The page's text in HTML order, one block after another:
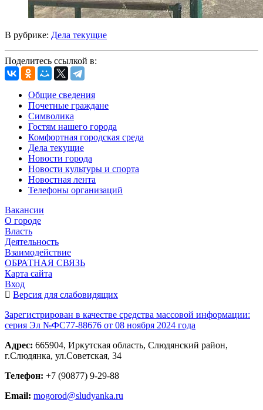
В рубрике: Дела текущие
Поделитесь ссылкой в:
Общие сведения
Почетные граждане
Символика
Гостям нашего города
Комфортная городская среда
Дела текущие
Новости города
Новости культуры и спорта
Новостная лента
Телефоны организаций
Вакансии
О городе
Власть
Деятельность
Взаимодействие
ОБРАТНАЯ СВЯЗЬ
Карта сайта
Вход
Версия для слабовидящих
Зарегистрирован в качестве средства массовой информации:
серия Эл №ФС77-88676 от 08 ноября 2024 года
Адрес: 665904, Иркутская область, Слюдянский район,
г.Слюдянка, ул.Советская, 34
Телефон: +7 (90877) 9-29-88
Email: mogorod@sludyanka.ru